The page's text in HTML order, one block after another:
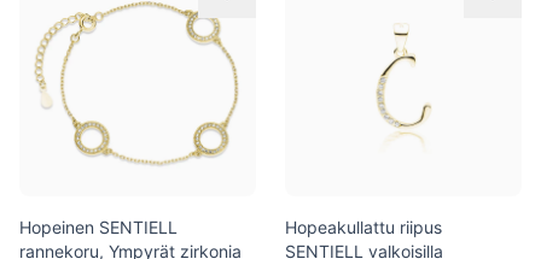
Hopeinen SENTIELL
rannekoru, Ympyrät zirkonia
Hopeakullattu riipus
SENTIELL valkoisilla